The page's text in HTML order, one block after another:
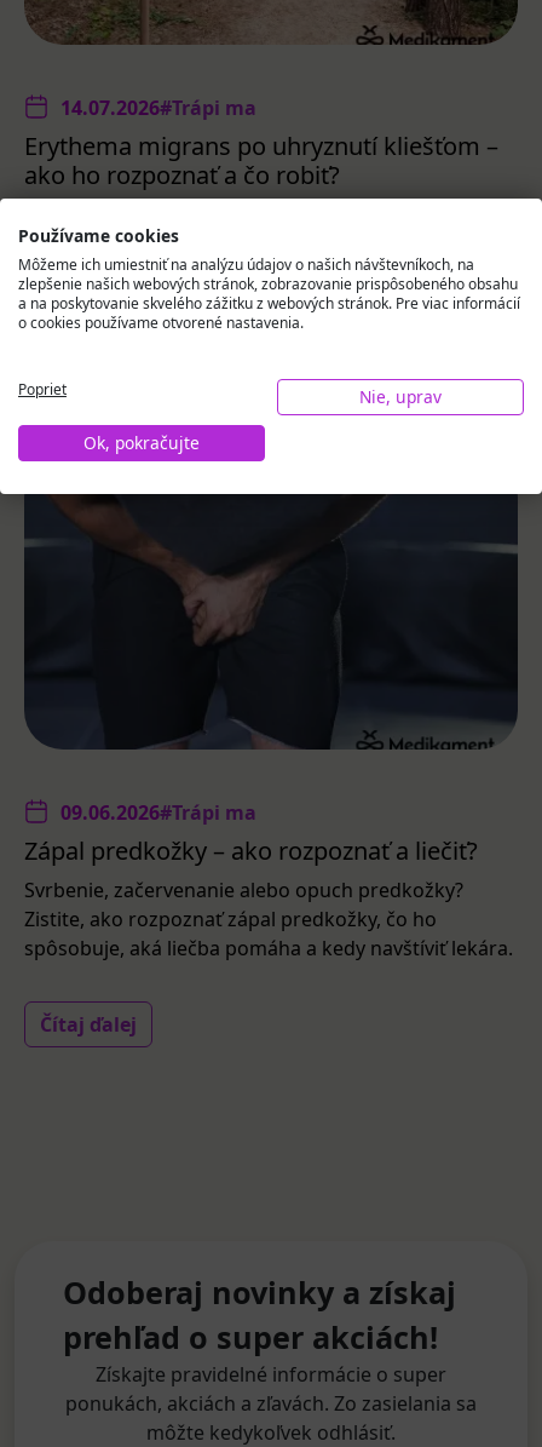
14.07.2026#Trápi ma
Erythema migrans po uhryznutí kliešťom –
ako ho rozpoznať a čo robiť?
varovných signálov po uhryznutí kliešťom. Včasné
odhalenie umožňuje rýchlu liečbu a zabraňuje
rozvoju ly...
Čítaj ďalej
09.06.2026#Trápi ma
Zápal predkožky – ako rozpoznať a liečiť?
Svrbenie, začervenanie alebo opuch predkožky?
Zistite, ako rozpoznať zápal predkožky, čo ho
spôsobuje, aká liečba pomáha a kedy navštíviť lekára.
Čítaj ďalej
Odoberaj novinky a získaj
prehľad o super akciách!
Získajte pravidelné informácie o super
ponukách, akciách a zľavách. Zo zasielania sa
môžte kedykoľvek odhlásiť.
Používame cookies
Môžeme ich umiestniť na analýzu údajov o našich návštevníkoch, na
zlepšenie našich webových stránok, zobrazovanie prispôsobeného obsahu
a na poskytovanie skvelého zážitku z webových stránok. Pre viac informácií
o cookies používame otvorené nastavenia.
Poprieť
Nie, uprav
Ok, pokračujte